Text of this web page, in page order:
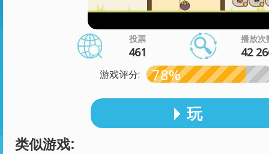
投票
461
播放次
42
游戏评分: 78%
玩
类似游戏: